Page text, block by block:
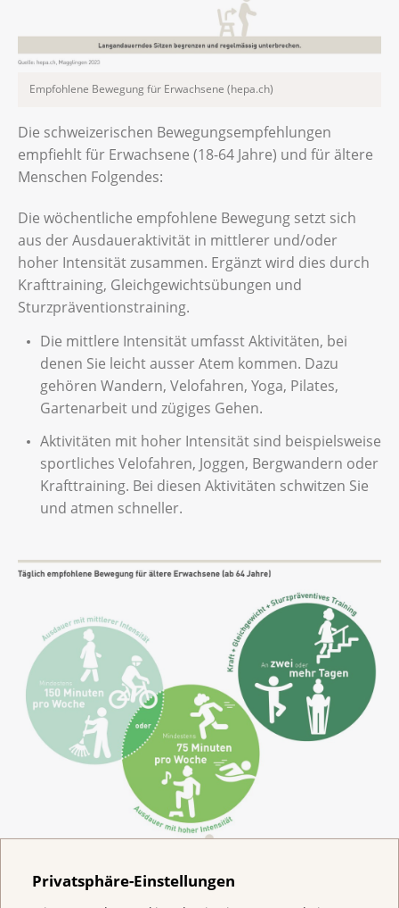
Privatsphäre-Einstellungen
Empfohlene Bewegung für Erwachsene (hepa.ch)
Die schweizerischen Bewegungsempfehlungen
empfiehlt für Erwachsene (18-64 Jahre) und für ältere
Menschen Folgendes:
Die wöchentliche empfohlene Bewegung setzt sich
aus der Ausdaueraktivität in mittlerer und/oder
hoher Intensität zusammen. Ergänzt wird dies durch
Krafttraining, Gleichgewichtsübungen und
Sturzpräventionstraining.
Die mittlere Intensität umfasst Aktivitäten, bei
denen Sie leicht ausser Atem kommen. Dazu
gehören Wandern, Velofahren, Yoga, Pilates,
Gartenarbeit und zügiges Gehen.
Aktivitäten mit hoher Intensität sind beispielsweise
sportliches Velofahren, Joggen, Bergwandern oder
Krafttraining. Bei diesen Aktivitäten schwitzen Sie
und atmen schneller.